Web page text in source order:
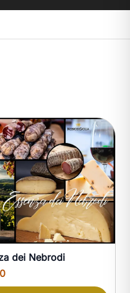
dei Nebrodi